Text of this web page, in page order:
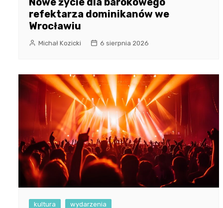
refektarza dominikanów we
Wrocławiu
Michał Kozicki 6 sierpnia 2026
kultura wydarzenia